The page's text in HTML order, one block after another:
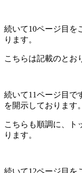
続いて10ページ目を
ります。
こちらは記載のとお
続いて11ページ目で
を開示しております。
こちらも順調に、ト
ります。
続いて12ページ目を